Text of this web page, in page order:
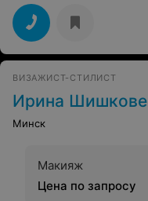
ВИЗАЖИСТ-СТИЛИСТ
Ирина
Минск
Макияж
Цена по запросу